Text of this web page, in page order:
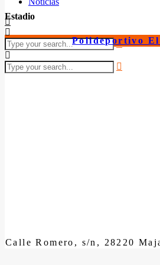
Estadio
Polideportivo
Calle Romero, s/n, 28220